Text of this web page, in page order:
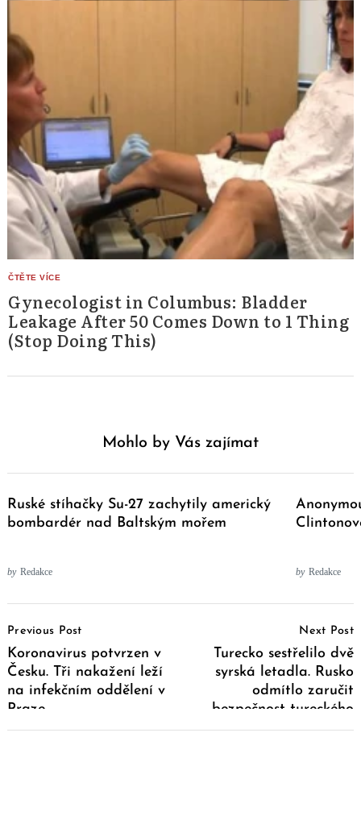
Gynecologist in Columbus: Bladder
Leakage After 50 Comes Down to 1 Thing
(Stop Doing This)
Mohlo by Vás zajímat
Ruské stíhačky Su-27 zachytily americký
bombardér nad Baltským mořem
by Redakce by Redakce
Navigation
Previous Post
Koronavirus potvrzen v
Česku. Tři nakažení leží
na infekčním oddělení v
Praze
Next Post
Turecko sestřelilo dvě
syrská letadla. Rusko
odmítlo zaručit
bezpečnost tureckého
letectva v Sýrii